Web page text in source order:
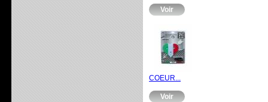
Voir
COEUR...
Voir